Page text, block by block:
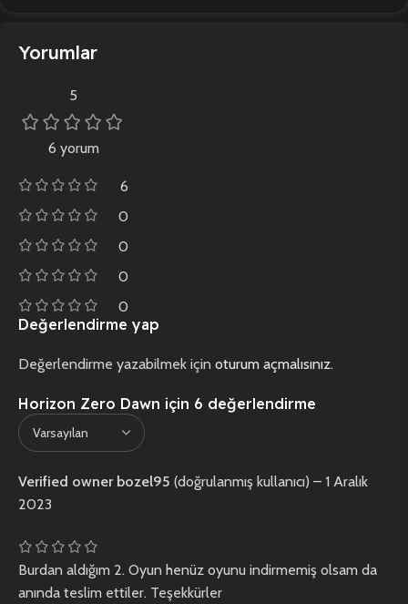
Yorumlar
5
6 yorum
6
0
0
0
0
Horizon Zero Dawn için 6 değerlendirme
Verified owner bozel95 (doğrulanmış kullanıcı) – 1 Aralık
2023
Burdan aldığım 2. Oyun henüz oyunu indirmemiş olsam da
anında teslim ettiler. Teşekkürler
Değerlendirme yap
Değerlendirme yazabilmek için oturum açmalısınız.